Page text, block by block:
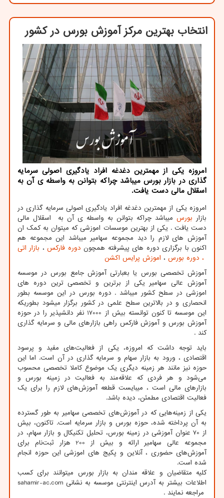
انتخاب بهترین مركز آموزش بورس در كشور
امروزه یكی از مهمترین دغدغه افراد یادگیری اصولی سرمایه
گذاری در بازار بورس میباشد چراكه بتوانن به واسطه ی آن به
اسقلال مالی دست یافت.
امروزه یکی از مهمترین دغدغه افراد یادگیری اصولی سرمایه گذاری در
بازار بورس میباشد چراکه بتوانن به واسطه ی آن به اسقلال مالی
دست یافت . یکی از بهترین موسسات اموزشی که میتوان به کمک ان
آموزش های لازم را دید مجموعه سهامیر میباشد این مجموعه هم
اکنون با برگزاری دوره های پیشرفته همچون دوره فارکس، بازار اتی
، دوره بورس ، اموزش پرایس اکشن
آموزش تخصصی بورس یا بعبارتی آموزش جامع بورس در موسسه
آموزش عالی سهامیر یکی از برترین و تخصصی ترین دوره های
اموزشی در سطح کشور میباشد . دوره بورس در این موسسه بطور
انحصاری و در بالاترین سطح علمی در کشور برگزار میشود بطوریکه
این موسسه تا کنون توانسته بیش از 17000 نفر دانشپذیر را در حوزه
آموزش بورس و آموزش فارکس راهی بازارهای مالی و سرمایه گذاری
کند .
باید توجه داشت که امروزه، یکی از فعالیت‌های مفید و پرسود
اقتصادی ، ورود به بازار سهام و سرمایه گذاری در آن است. اما این
حوزه نیز مانند هر زمینه دیگری یک موضوع کاملا تخصصی محسوب
می‌‌شود و هر فردی که علاقه‌‌مند به فعالیت در زمینه بورس و
بازارهای مالی است ، میبایست قطعه آموزش‌های لازم را برای یک
فعالیت اقتصادی مطمئن، دیده باشد.
یکی از زمینه‌‌هایی که در آموزش‌های تخصصی سهامیر به طور گسترده
به آن پرداخته شده، حوزه بورس و بازار سرمایه است. تاکنون، بیش
از 70 عنوان آموزشی در زمینه بورس، تحلیل تکنیکال و بازار سهام، در
مجموعه عالی سهامیر ارائه و بیش از 200 هزار ثبت‌نام برای
آموزش‌های حضوری ، آنلاین و پکیج های اموزشی این حوزه انجام
شده است.
کلیه متقاضیان و علاقه مندان به بازار بورس میتوانند برای کسب
اطلاعات بیشتر به آدرس اینترنتی موسسه به نشانی sahamir-ac.com
مراجعه نمایند .